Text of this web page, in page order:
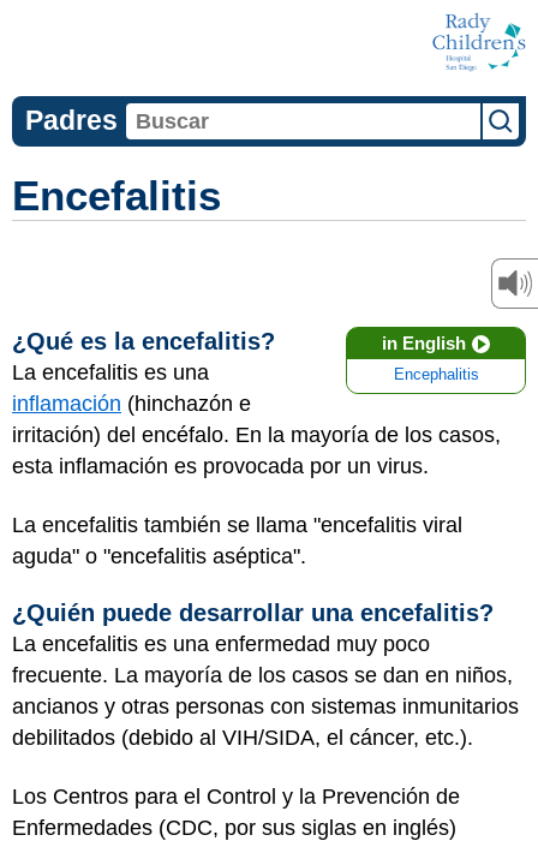
Padres
Encefalitis
in English
Encephalitis
¿Qué es la encefalitis?
La encefalitis es una
inflamación (hinchazón e
irritación) del encéfalo. En la mayoría de los casos,
esta inflamación es provocada por un virus.
La encefalitis también se llama "encefalitis viral
aguda" o "encefalitis aséptica".
¿Quién puede desarrollar una encefalitis?
La encefalitis es una enfermedad muy poco
frecuente. La mayoría de los casos se dan en niños,
ancianos y otras personas con sistemas inmunitarios
debilitados (debido al VIH/SIDA, el cáncer, etc.).
Los Centros para el Control y la Prevención de
Enfermedades (CDC, por sus siglas en inglés)